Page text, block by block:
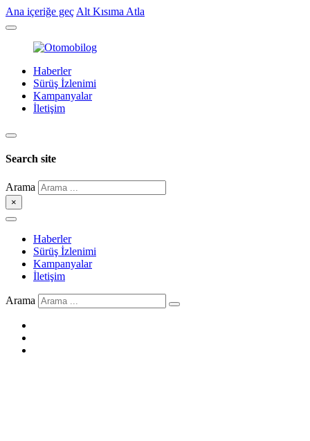
Ana içeriğe geç Alt Kısıma Atla
Haberler
Sürüş İzlenimi
Kampanyalar
İletişim
Search site
Arama
×
Haberler
Sürüş İzlenimi
Kampanyalar
İletişim
Arama